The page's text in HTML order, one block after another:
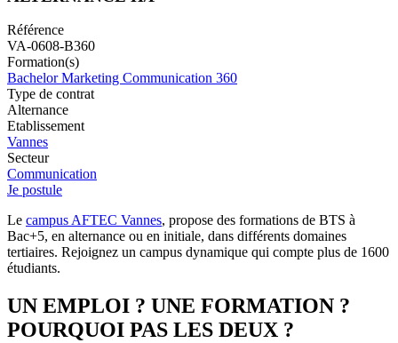
Référence
VA-0608-B360
Formation(s)
Bachelor Marketing Communication 360
Type de contrat
Alternance
Etablissement
Vannes
Secteur
Communication
Je postule
Le campus AFTEC Vannes, propose des formations de BTS à
Bac+5, en alternance ou en initiale, dans différents domaines
tertiaires. Rejoignez un campus dynamique qui compte plus de 1600
étudiants.
UN EMPLOI ? UNE FORMATION ?
POURQUOI PAS LES DEUX ?